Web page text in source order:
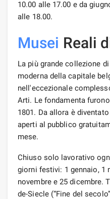
10.00 alle 17.00 e da
alle 18.00.
Musei Reali
La più grande collezione
moderna della capitale
nell'eccezionale
Arti. Le fondamenta
1801. Da allora è
aperti al pubblico
mese.
Chiuso solo lavorativo
giorni festivi: 1 gennaio, 1
novembre e 25 dicembre.
de-Siecle (“Fine del